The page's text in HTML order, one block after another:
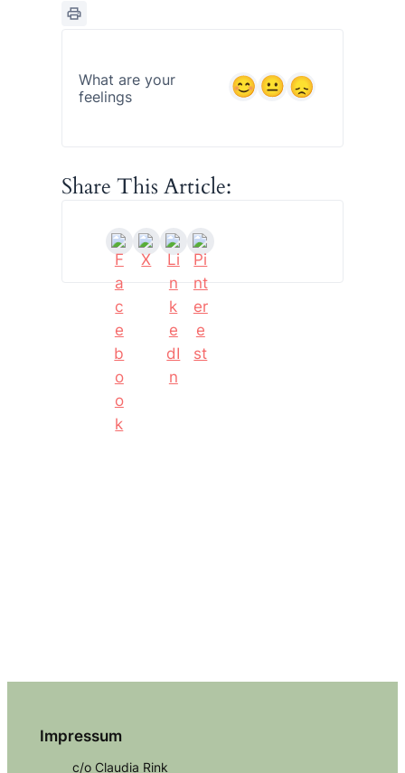
What are your
feelings
Share This Article:
Impressum
c/o Claudia Rink